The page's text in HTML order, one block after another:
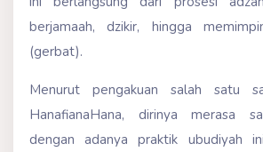
berjamaah, dzikir, hingga
(gerbat).
Menurut pengakuan salah satu
HanafianaHana, dirinya merasa
dengan adanya praktik ubudiyah